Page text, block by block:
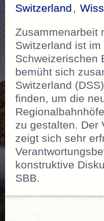
Switzerland ,
Zusammenarbeit
Switzerland ist im
Schweizerischen
bemüht sich
Switzerland
finden, um die
zu gestalten. Der
zeigt sich sehr
konstruktive
SBB.